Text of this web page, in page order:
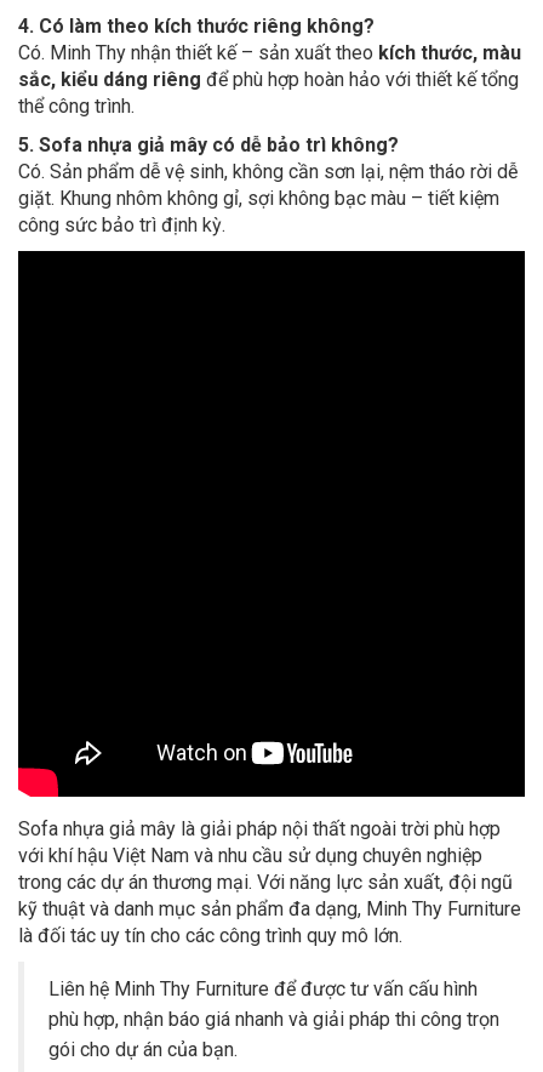
4. Có làm theo kích thước riêng không?
Có. Minh Thy nhận thiết kế – sản xuất theo kích thước, màu
sắc, kiểu dáng riêng để phù hợp hoàn hảo với thiết kế tổng
thể công trình.
5. Sofa nhựa giả mây có dễ bảo trì không?
Có. Sản phẩm dễ vệ sinh, không cần sơn lại, nệm tháo rời dễ
giặt. Khung nhôm không gỉ, sợi không bạc màu – tiết kiệm
công sức bảo trì định kỳ.
Sofa nhựa giả mây là giải pháp nội thất ngoài trời phù hợp
với khí hậu Việt Nam và nhu cầu sử dụng chuyên nghiệp
trong các dự án thương mại. Với năng lực sản xuất, đội ngũ
kỹ thuật và danh mục sản phẩm đa dạng, Minh Thy Furniture
là đối tác uy tín cho các công trình quy mô lớn.
Liên hệ Minh Thy Furniture để được tư vấn cấu hình
phù hợp, nhận báo giá nhanh và giải pháp thi công trọn
gói cho dự án của bạn.